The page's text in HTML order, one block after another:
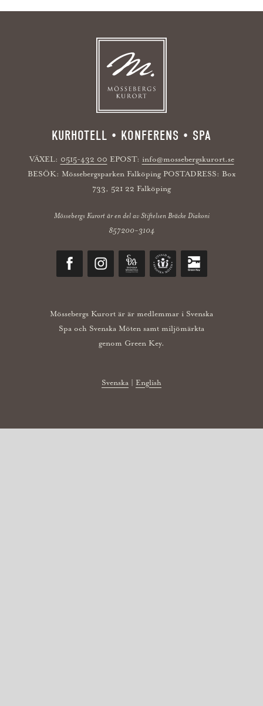
KURHOTELL • KONFERENS • SPA
VÄXEL: 0515-432 00 EPOST: info@mossebergskurort.se
BESÖK: Mössebergsparken Falköping POSTADRESS: Box
733, 521 22 Falköping
Mössebergs Kurort är en del av Stiftelsen Bräcke Diakoni
857200-3104
Mössebergs Kurort är är medlemmar i Svenska
Spa och Svenska Möten samt miljömärkta
genom Green Key.
Svenska | English